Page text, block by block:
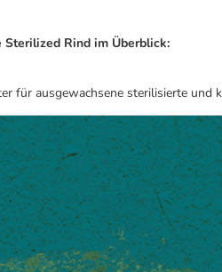
Sterilized Rind im Überblick:
für ausgewachsene sterilisierte und